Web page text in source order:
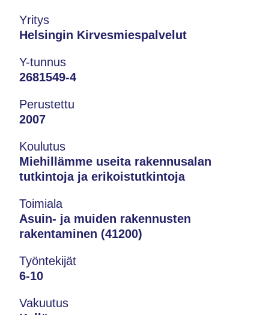
Yritys
Helsingin Kirvesmiespalvelut
Y-tunnus
2681549-4
Perustettu
2007
Koulutus
Miehillämme useita rakennusalan
tutkintoja ja erikoistutkintoja
Toimiala
Asuin- ja muiden rakennusten
rakentaminen (41200)
Työntekijät
6-10
Vakuutus